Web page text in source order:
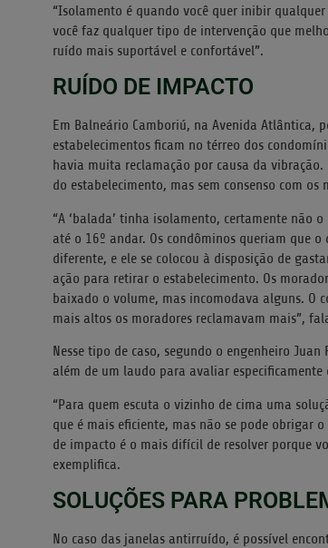
“Isolamento é quando você quer inibir
você faz qualquer tipo de intervenção que
ruído mais suportável e confortável”.
RUÍDO DE IMPACTO
Em Balneário Camboriú, na Avenida Atlântica,
estabelecimentos ficam no térreo dos
havia muita reclamação por causa da
do estabelecimento, mas sem consenso com os
“A ‘balada’ tinha isolamento, certamente não
até o 16º andar. Os condôminos queriam que
diferente, e ele se colocou à disposição de
ação para retirar o estabelecimento. Os
baixado o volume, mas incomodava alguns. O
mais altos os moradores reclamavam mais”,
Nesse tipo de caso, segundo o engenheiro
além de um laudo para avaliar especificamente
“Para quem escuta o vizinho de cima uma
que é mais eficiente, mas não se pode obrigar
de impacto é o mais difícil de resolver porque
exemplifica.
SOLUÇÕES PARA
No caso das janelas antirruído, é possível